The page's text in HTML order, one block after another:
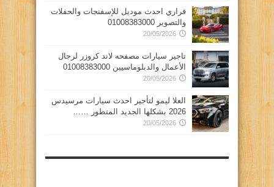
فراري احدث موديل للإسفنجات والحفلات
والتصوير 01008383000
20/05/2026
تاجير سيارات مصفحه لاند كروزر لرجال
الأعمال والدبلوماسيين 01008383000
20/05/2026
العلا ليمو لتأجير احدث سيارات مرسيدس
2026 بشكلها الجديد المتطور ……
20/05/2026